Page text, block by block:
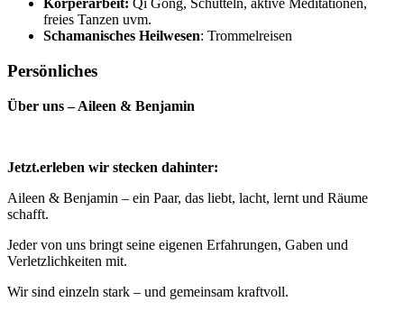
Körperarbeit: Qi Gong, Schütteln, aktive Meditationen,
freies Tanzen uvm.
Schamanisches Heilwesen: Trommelreisen
Persönliches
Über uns – Aileen & Benjamin
Jetzt.erleben wir stecken dahinter:
Aileen & Benjamin – ein Paar, das liebt, lacht, lernt und Räume
schafft.
Jeder von uns bringt seine eigenen Erfahrungen, Gaben und
Verletzlichkeiten mit.
Wir sind einzeln stark – und gemeinsam kraftvoll.